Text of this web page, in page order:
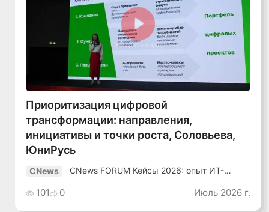
Смотреть видео
Приоритизация цифровой
трансформации: направления,
инициативы и точки роста, Соловьева,
ЮниРусь
CNews
CNews FORUM Кейсы 2026: опыт ИТ-
101 0 Июль 2026 г.